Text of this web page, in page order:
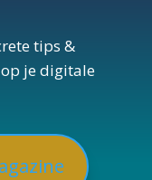
tips &
je digitale